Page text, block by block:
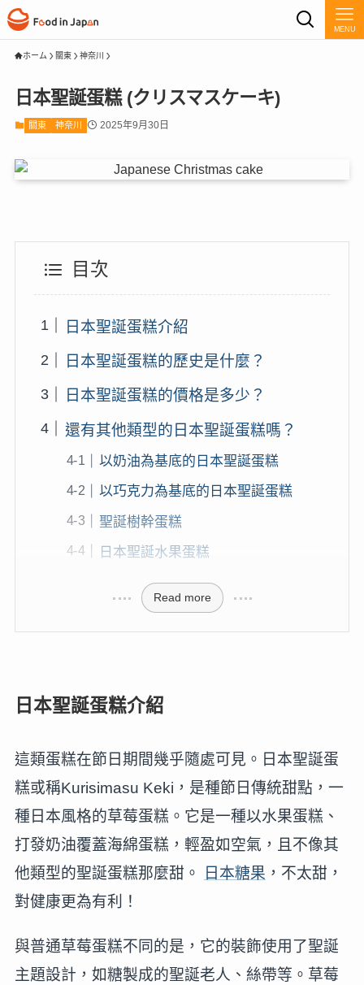
MENU
ホーム 關東 神奈川
日本聖誕蛋糕 (クリスマスケーキ)
關東 神奈川 2025年9月30日
目次
日本聖誕蛋糕介紹
日本聖誕蛋糕的歷史是什麼？
日本聖誕蛋糕的價格是多少？
還有其他類型的日本聖誕蛋糕嗎？
以奶油為基底的日本聖誕蛋糕
以巧克力為基底的日本聖誕蛋糕
聖誕樹幹蛋糕
日本聖誕水果蛋糕
Read more
日本聖誕蛋糕介紹
這類蛋糕在節日期間幾乎隨處可見。日本聖誕蛋
糕或稱Kurisimasu Keki，是種節日傳統甜點，一
種日本風格的草莓蛋糕。它是一種以水果蛋糕、
打發奶油覆蓋海綿蛋糕，輕盈如空氣，且不像其
他類型的聖誕蛋糕那麼甜。
日本糖果 ，不太甜，
對健康更為有利！
與普通草莓蛋糕不同的是，它的裝飾使用了聖誕
主題設計，如糖製成的聖誕老人、絲帶等。草莓